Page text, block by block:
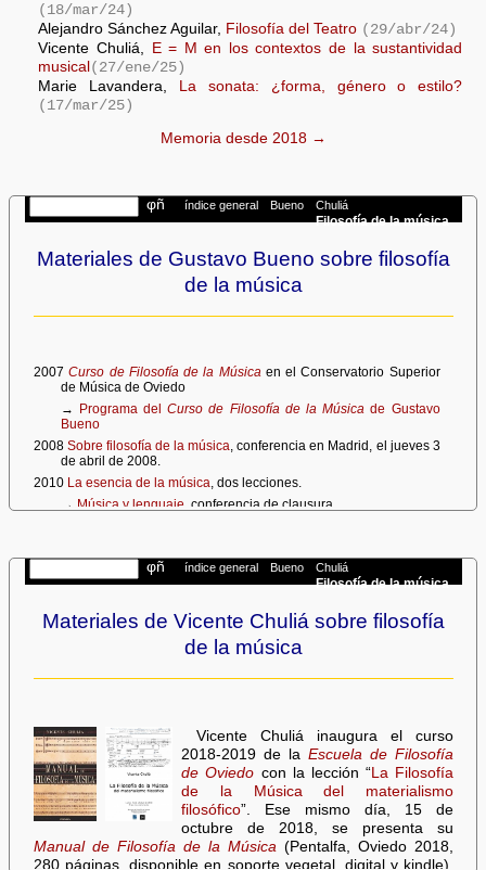
(18/mar/24)
Alejandro Sánchez Aguilar, Filosofía del Teatro (29/abr/24)
Vicente Chuliá,
E = M en los contextos de la sustantividad
musical (27/ene/25)
Marie Lavandera,
La sonata: ¿forma, género o estilo?
(17/mar/25)
Memoria desde 2018 →